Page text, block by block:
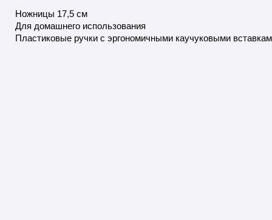
Ножницы 17,5 см
Для домашнего использования
Пластиковые ручки с эргономичными каучуковыми